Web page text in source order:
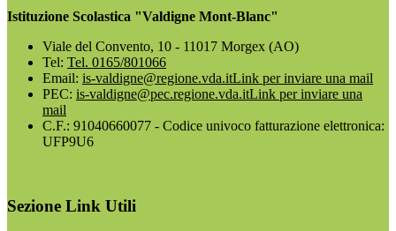
Istituzione Scolastica "Valdigne Mont-Blanc"
Viale del Convento, 10 - 11017 Morgex (AO)
Tel: Tel. 0165/801066
Email: is-valdigne@regione.vda.itLink per inviare una mail
PEC: is-valdigne@pec.regione.vda.itLink per inviare una
mail
C.F.: 91040660077 - Codice univoco fatturazione elettronica:
UFP9U6
Sezione Link Utili